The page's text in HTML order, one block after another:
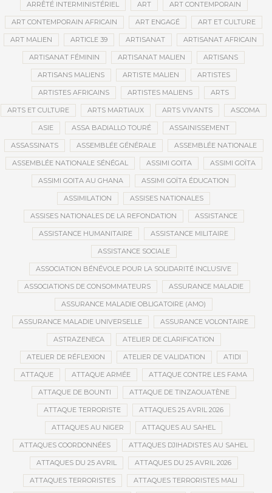
ARRÊTÉ INTERMINISTÉRIEL ART ART CONTEMPORAIN
ART CONTEMPORAIN AFRICAIN ART ENGAGÉ ART ET CULTURE
ART MALIEN ARTICLE 39 ARTISANAT ARTISANAT AFRICAIN
ARTISANAT FÉMININ ARTISANAT MALIEN ARTISANS
ARTISANS MALIENS ARTISTE MALIEN ARTISTES
ARTISTES AFRICAINS ARTISTES MALIENS ARTS
ARTS ET CULTURE ARTS MARTIAUX ARTS VIVANTS ASCOMA
ASIE ASSA BADIALLO TOURÉ ASSAINISSEMENT
ASSASSINATS ASSEMBLÉE GÉNÉRALE ASSEMBLÉE NATIONALE
ASSEMBLÉE NATIONALE SÉNÉGAL ASSIMI GOITA ASSIMI GOÏTA
ASSIMI GOITA AU GHANA ASSIMI GOÏTA ÉDUCATION
ASSIMILATION ASSISES NATIONALES
ASSISES NATIONALES DE LA REFONDATION ASSISTANCE
ASSISTANCE HUMANITAIRE ASSISTANCE MILITAIRE
ASSISTANCE SOCIALE
ASSOCIATION BÉNÉVOLE POUR LA SOLIDARITÉ INCLUSIVE
ASSOCIATIONS DE CONSOMMATEURS ASSURANCE MALADIE
ASSURANCE MALADIE OBLIGATOIRE (AMO)
ASSURANCE MALADIE UNIVERSELLE ASSURANCE VOLONTAIRE
ASTRAZENECA ATELIER DE CLARIFICATION
ATELIER DE RÉFLEXION ATELIER DE VALIDATION ATIDI
ATTAQUE ATTAQUE ARMÉE ATTAQUE CONTRE LES FAMA
ATTAQUE DE BOUNTI ATTAQUE DE TINZAOUATÈNE
ATTAQUE TERRORISTE ATTAQUES 25 AVRIL 2026
ATTAQUES AU NIGER ATTAQUES AU SAHEL
ATTAQUES COORDONNÉES ATTAQUES DJIHADISTES AU SAHEL
ATTAQUES DU 25 AVRIL ATTAQUES DU 25 AVRIL 2026
ATTAQUES TERRORISTES ATTAQUES TERRORISTES MALI